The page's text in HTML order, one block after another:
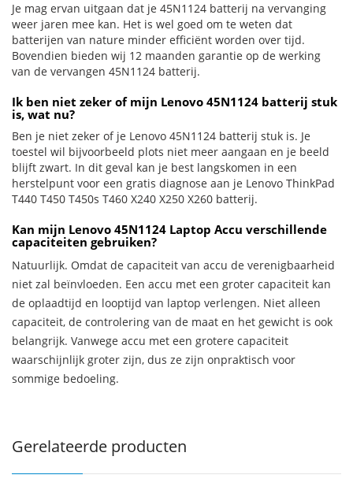
Je mag ervan uitgaan dat je 45N1124 batterij na vervanging
weer jaren mee kan. Het is wel goed om te weten dat
batterijen van nature minder efficiënt worden over tijd.
Bovendien bieden wij 12 maanden garantie op de werking
van de vervangen 45N1124 batterij.
Ik ben niet zeker of mijn Lenovo 45N1124 batterij stuk
is, wat nu?
Ben je niet zeker of je Lenovo 45N1124 batterij stuk is. Je
toestel wil bijvoorbeeld plots niet meer aangaan en je beeld
blijft zwart. In dit geval kan je best langskomen in een
herstelpunt voor een gratis diagnose aan je Lenovo ThinkPad
T440 T450 T450s T460 X240 X250 X260 batterij.
Kan mijn Lenovo 45N1124 Laptop Accu verschillende
capaciteiten gebruiken?
Natuurlijk. Omdat de capaciteit van accu de verenigbaarheid
niet zal beïnvloeden. Een accu met een groter capaciteit kan
de oplaadtijd en looptijd van laptop verlengen. Niet alleen
capaciteit, de controlering van de maat en het gewicht is ook
belangrijk. Vanwege accu met een grotere capaciteit
waarschijnlijk groter zijn, dus ze zijn onpraktisch voor
sommige bedoeling.
Gerelateerde producten